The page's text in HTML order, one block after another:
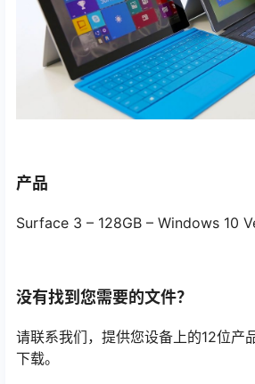
产品
Surface 3 – 128GB – Windows 10
没有找到您需要的文件？
请联系我们，提供您设备上的12位产
下载。